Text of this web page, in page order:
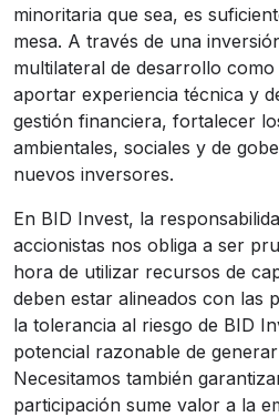
minoritaria que sea, es
mesa. A través de una
multilateral de desarrollo
aportar experiencia técnica y
gestión financiera, fortalecer
ambientales, sociales y de
nuevos inversores.
En BID Invest, la
accionistas nos obliga a ser
hora de utilizar recursos de
deben estar alineados con las
la tolerancia al riesgo de BID
potencial razonable de
Necesitamos también
participación sume valor a la